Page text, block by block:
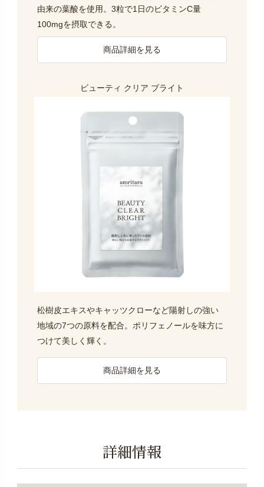
由来の葉酸を使用。3粒で1日のビタミンC量
100mgを摂取できる。
商品詳細を見る
ビューティ クリア ブライト
松樹皮エキスやキャッツクローなど陽射しの強い
地域の7つの原料を配合。ポリフェノールを味方に
つけて美しく輝く。
商品詳細を見る
詳細情報